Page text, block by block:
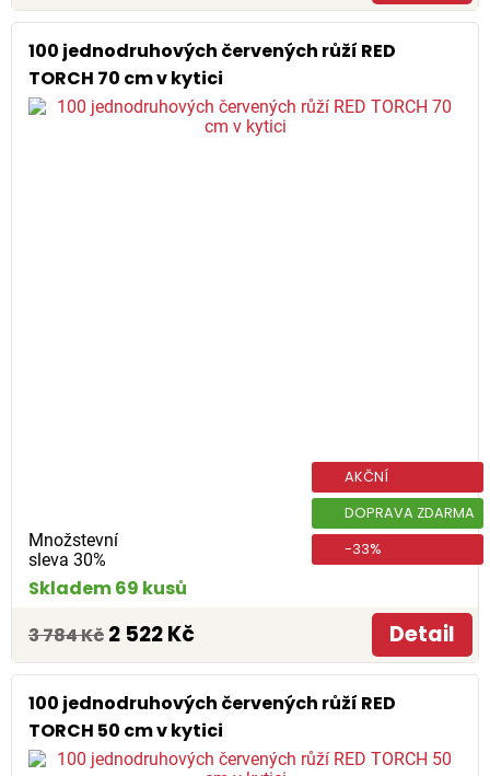
100 jednodruhových červených růží RED
TORCH 70 cm v kytici
Množstevní
sleva 30%
AKČNÍ
DOPRAVA ZDARMA
-33%
Skladem 69 kusů
3 784 Kč 2 522 Kč Detail
100 jednodruhových červených růží RED
TORCH 50 cm v kytici